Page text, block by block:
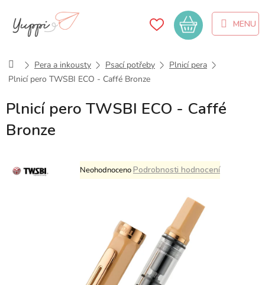
obsah
Nákupní
košík
DomůPera a inkousty Psací potřeby
Plnicí pera
Plnicí pero TWSBI ECO - Caffé Bronze
Plnicí pero TWSBI ECO - Caffé
Bronze
Průměrné
hodnocení
hvězdiček.
NeohodnocenoPodrobnosti hodnocení